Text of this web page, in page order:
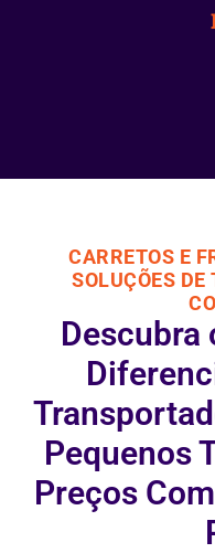
CARRETOS E
SOLUÇÕES DE
Descubra
Pequenos
Preços